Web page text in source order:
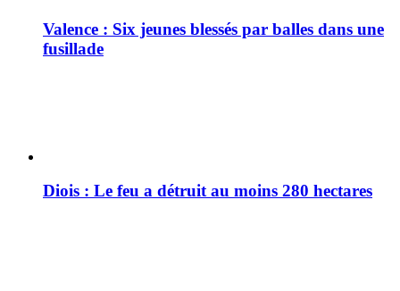
Valence : Six jeunes blessés par balles dans une
fusillade
Diois : Le feu a détruit au moins 280 hectares